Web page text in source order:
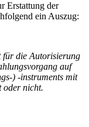
Erstattung der
ein Auszug:
für die Autorisierung
auf
) -instruments mit
oder nicht.